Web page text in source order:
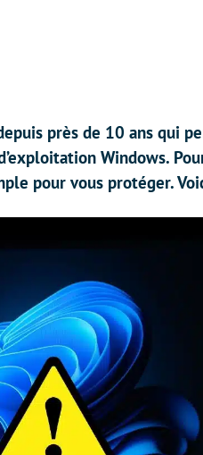
près de 10 ans qui
Windows.
pour vous protéger.